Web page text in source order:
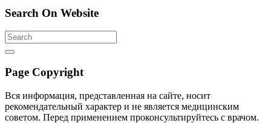
Search On Website
Search
Page Copyright
Вся информация, представленная на сайте, носит
рекомендательный характер и не является медицинским
советом. Перед применением проконсультируйтесь с врачом.